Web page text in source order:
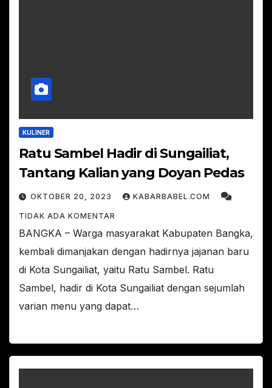
KULINER
Ratu Sambel Hadir di Sungailiat,
Tantang Kalian yang Doyan Pedas
OKTOBER 20, 2023 KABARBABEL.COM
TIDAK ADA KOMENTAR
BANGKA – Warga masyarakat Kabupaten Bangka,
kembali dimanjakan dengan hadirnya jajanan baru
di Kota Sungailiat, yaitu Ratu Sambel. Ratu
Sambel, hadir di Kota Sungailiat dengan sejumlah
varian menu yang dapat…